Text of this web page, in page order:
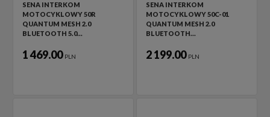
SENA INTERKOM
MOTOCYKLOWY 50R
QUANTUM MESH 2.0
BLUETOOTH 5.0…
1 469.00 PLN
SENA INTERKOM
MOTOCYKLOWY 50C-01
QUANTUM MESH 2.0
BLUETOOTH…
2 199.00 PLN